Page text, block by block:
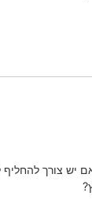
יש צורך